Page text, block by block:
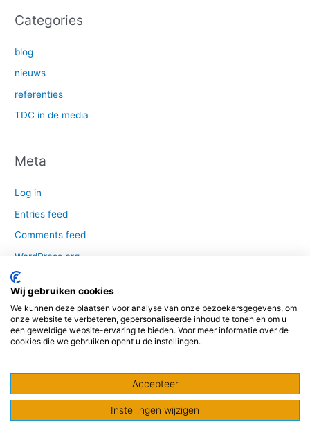
Categories
blog
nieuws
referenties
TDC in de media
Meta
Log in
Entries feed
Comments feed
WordPress.org
© 2016-2020 | Totaal Dak Concept is een samenwerkings- en
innovatieplatform van A-merk leveranciers en fabrikanten gericht op het
platte dak |
Privacystatement Nieuwsbrief
F
a
L
i
Y
o
Wij gebruiken cookies
We kunnen deze plaatsen voor analyse van onze bezoekersgegevens, om
onze website te verbeteren, gepersonaliseerde inhoud te tonen en om u
een geweldige website-ervaring te bieden. Voor meer informatie over de
cookies die we gebruiken opent u de instellingen.
Accepteer
Instellingen wijzigen